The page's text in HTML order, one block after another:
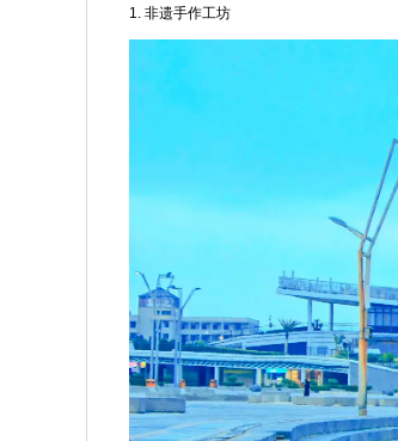
1. 非遗手作工坊